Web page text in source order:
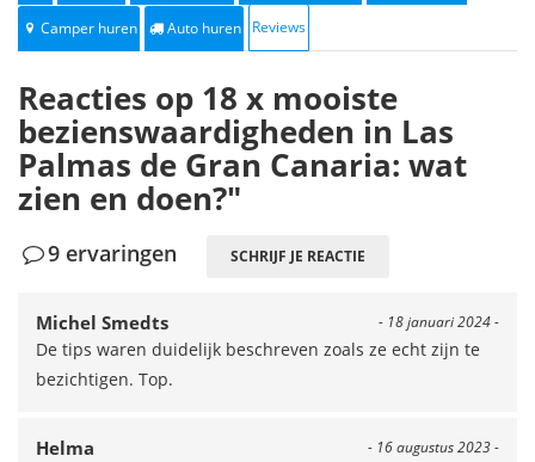
Camper huren Auto huren Reviews
Reacties op 18 x mooiste
bezienswaardigheden in Las
Palmas de Gran Canaria: wat
zien en doen?"
9 ervaringen SCHRIJF JE REACTIE
- 18 januari 2024 -
Michel Smedts
De tips waren duidelijk beschreven zoals ze echt zijn te
bezichtigen. Top.
- 16 augustus 2023 -
Helma